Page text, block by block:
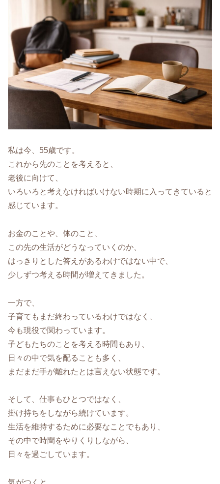
私は今、55歳です。
これから先のことを考えると、
老後に向けて、
いろいろと考えなければいけない時期に入ってきていると
感じています。
お金のことや、体のこと、
この先の生活がどうなっていくのか、
はっきりとした答えがあるわけではない中で、
少しずつ考える時間が増えてきました。
一方で、
子育てもまだ終わっているわけではなく、
今も現役で関わっています。
子どもたちのことを考える時間もあり、
日々の中で気を配ることも多く、
まだまだ手が離れたとは言えない状態です。
そして、仕事もひとつではなく、
掛け持ちをしながら続けています。
生活を維持するために必要なことでもあり、
その中で時間をやりくりしながら、
日々を過ごしています。
気がつくと、